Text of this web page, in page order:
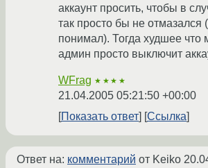
аккаунт просить, чтобы в
так просто бы не отмазался
понимал). Тогда худшее что
админ просто выключит
WFrag ★★★★
21.04.2005 05:21:50 +00:00
Показать ответ
Ссылка
Ответ на: комментарий от Keiko